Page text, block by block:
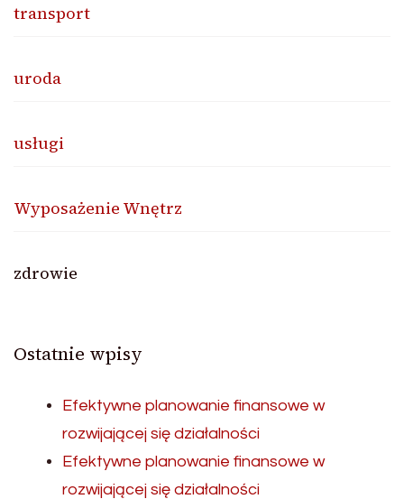
transport
uroda
usługi
Wyposażenie Wnętrz
zdrowie
Ostatnie wpisy
Efektywne planowanie finansowe w
rozwijającej się działalności
Efektywne planowanie finansowe w
rozwijającej się działalności